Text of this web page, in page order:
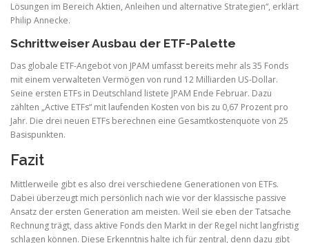
Lösungen im Bereich Aktien, Anleihen und alternative Strategien“, erklärt
Philip Annecke.
Schrittweiser Ausbau der ETF-Palette
Das globale ETF-Angebot von JPAM umfasst bereits mehr als 35 Fonds
mit einem verwalteten Vermögen von rund 12 Milliarden US-Dollar.
Seine ersten ETFs in Deutschland listete JPAM Ende Februar. Dazu
zählten „Active ETFs“ mit laufenden Kosten von bis zu 0,67 Prozent pro
Jahr. Die drei neuen ETFs berechnen eine Gesamtkostenquote von 25
Basispunkten.
Fazit
Mittlerweile gibt es also drei verschiedene Generationen von ETFs.
Dabei überzeugt mich persönlich nach wie vor der klassische passive
Ansatz der ersten Generation am meisten. Weil sie eben der Tatsache
Rechnung trägt, dass aktive Fonds den Markt in der Regel nicht langfristig
schlagen können. Diese Erkenntnis halte ich für zentral, denn dazu gibt